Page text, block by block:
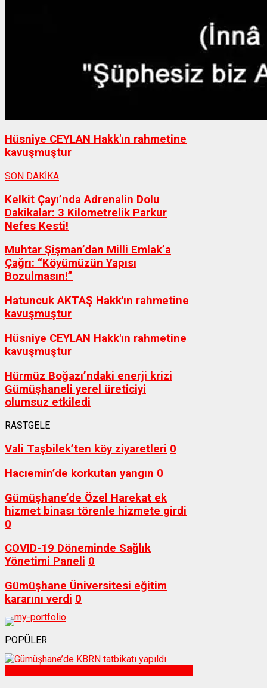
Hüsniye CEYLAN Hakk'ın rahmetine
kavuşmuştur
SON DAKİKA
Kelkit Çayı’nda Adrenalin Dolu
Dakikalar: 3 Kilometrelik Parkur
Nefes Kesti!
Muhtar Şişman’dan Milli Emlak’a
Çağrı: “Köyümüzün Yapısı
Bozulmasın!”
Hatuncuk AKTAŞ Hakk'ın rahmetine
kavuşmuştur
Hüsniye CEYLAN Hakk'ın rahmetine
kavuşmuştur
Hürmüz Boğazı’ndaki enerji krizi
Gümüşhaneli yerel üreticiyi
olumsuz etkiledi
RASTGELE
Vali Taşbilek’ten köy ziyaretleri 0
Hacıemin’de korkutan yangın 0
Gümüşhane’de Özel Harekat ek
hizmet binası törenle hizmete girdi
0
COVID-19 Döneminde Sağlık
Yönetimi Paneli 0
Gümüşhane Üniversitesi eğitim
kararını verdi 0
POPÜLER